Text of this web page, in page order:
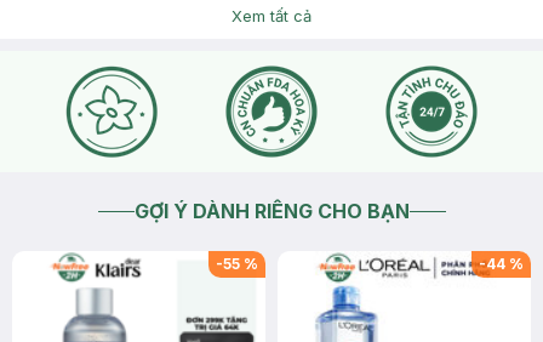
Xem tất cả
GỢI Ý DÀNH RIÊNG CHO BẠN
-55 % -44 %